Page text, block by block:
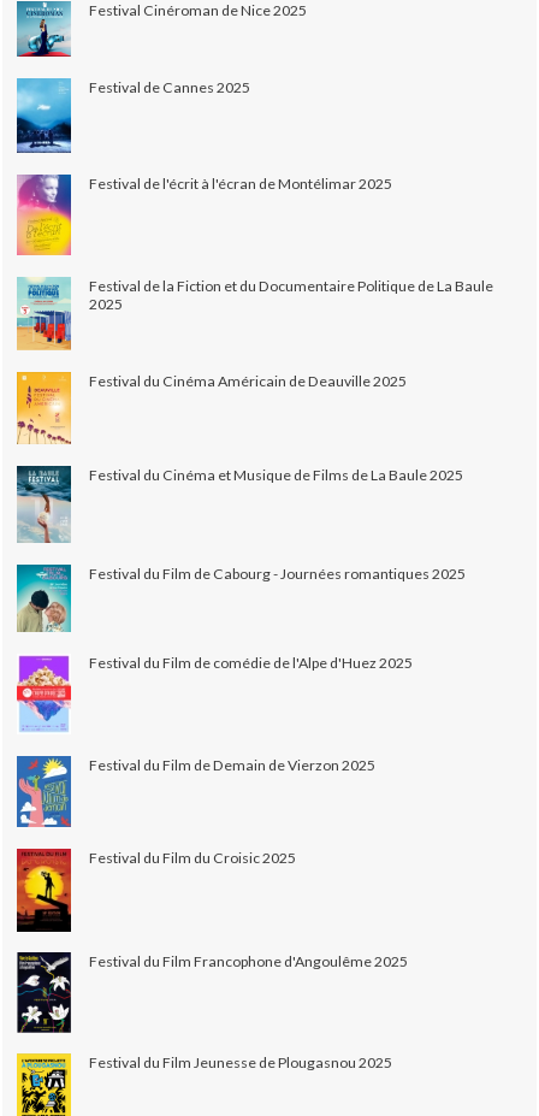
Festival Cinéroman de Nice 2025
Festival de Cannes 2025
Festival de l'écrit à l'écran de Montélimar 2025
Festival de la Fiction et du Documentaire Politique de La Baule
2025
Festival du Cinéma Américain de Deauville 2025
Festival du Cinéma et Musique de Films de La Baule 2025
Festival du Film de Cabourg - Journées romantiques 2025
Festival du Film de comédie de l'Alpe d'Huez 2025
Festival du Film de Demain de Vierzon 2025
Festival du Film du Croisic 2025
Festival du Film Francophone d'Angoulême 2025
Festival du Film Jeunesse de Plougasnou 2025